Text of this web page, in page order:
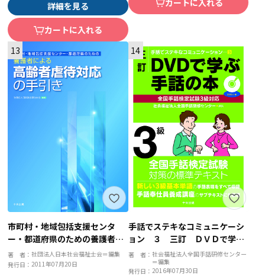
詳細を見る
カートに入れる
13
市町村・地域包括支援センタ
ー・都道府県のための養護者に
よる高齢者虐待対応の手引き
著 者：社団法人日本社会福祉士会＝編集
発行日：2011年07月20日
14
手話でステキなコミュニケーシ
ョン ３ 三訂 ＤＶＤで学ぶ
手話の本 全国手話検定試験３
級対応
著 者： 社会福祉法人全国手話研修センター
＝編集
発行日： 2016年07月30日